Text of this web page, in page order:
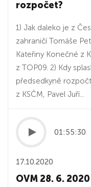
rozpočet?
1) Jak daleko je z
zahraničí Tomáše
Kateřiny Konečné z
z TOP09. 2) Kdy
předsedkyně
z KSČM, Pavel Juří...
01:55:30
17.10.2020
OVM 28. 6.